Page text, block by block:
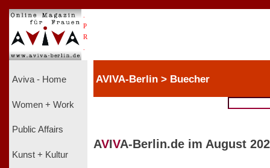
P
R
Aviva - Home
Women + Work
Public Affairs
Kunst + Kultur
AVIVA-Berlin > Buecher
AVIVA-Berlin.de im August